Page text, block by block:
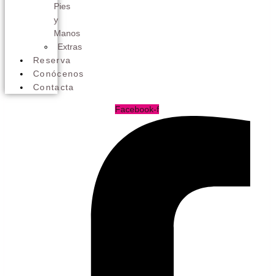
Pies
y
Manos
Extras
Reserva
Conócenos
Contacta
Facebook-f